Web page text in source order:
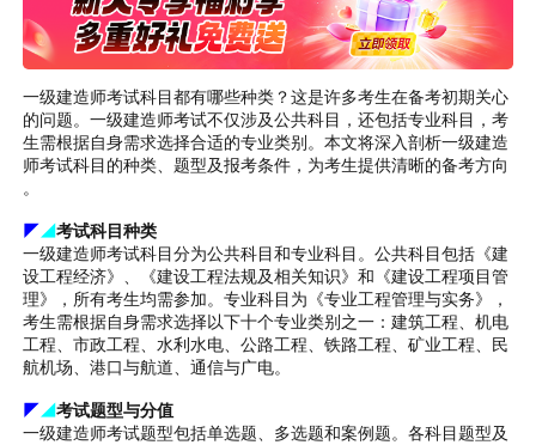
一级建造师考试科目都有哪些种类？这是许多考生在备考初期关心
的问题。一级建造师考试不仅涉及公共科目，还包括专业科目，考
生需根据自身需求选择合适的专业类别。本文将深入剖析一级建造
师考试科目的种类、题型及报考条件，为考生提供清晰的备考方向
。
◤◢考试科目种类
一级建造师考试科目分为公共科目和专业科目。公共科目包括《建
设工程经济》、《建设工程法规及相关知识》和《建设工程项目管
理》，所有考生均需参加。专业科目为《专业工程管理与实务》，
考生需根据自身需求选择以下十个专业类别之一：建筑工程、机电
工程、市政工程、水利水电、公路工程、铁路工程、矿业工程、民
航机场、港口与航道、通信与广电。
◤◢考试题型与分值
一级建造师考试题型包括单选题、多选题和案例题。各科目题型及